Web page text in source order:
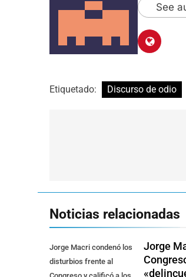
See
Etiquetado: Discurso de odio
Noticias relacionadas
Jorge Macri condenó los
disturbios frente al
Jorge